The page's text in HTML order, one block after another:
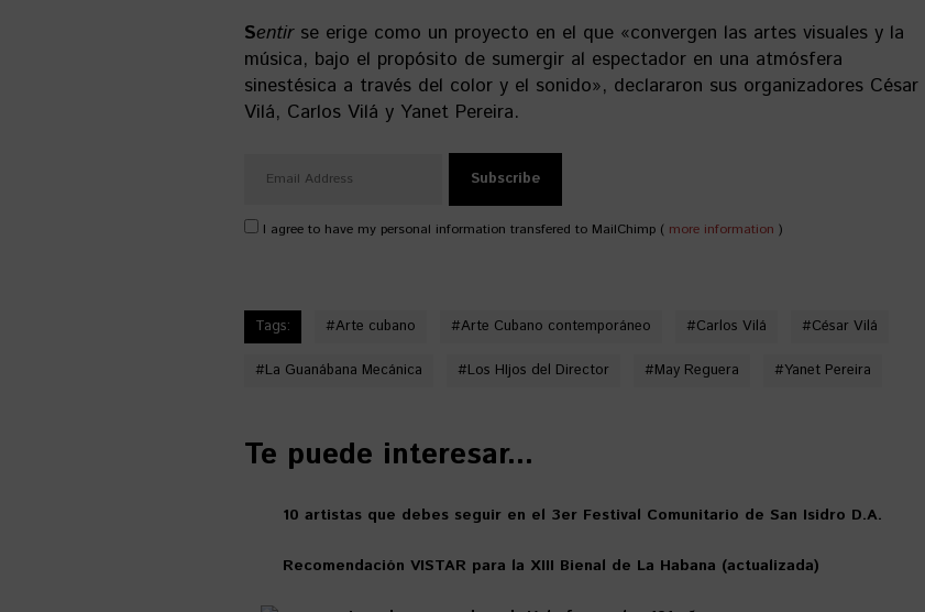
Sentir se erige como un proyecto en el que «convergen las artes visuales y la
música, bajo el propósito de sumergir al espectador en una atmósfera
sinestésica a través del color y el sonido», declararon sus organizadores César
Vilá, Carlos Vilá y Yanet Pereira.
I agree to have my personal information transfered to MailChimp ( more information )
Tags: #Arte cubano #Arte Cubano contemporáneo #Carlos Vilá #César Vilá
#La Guanábana Mecánica #Los HIjos del Director #May Reguera #Yanet Pereira
Te puede interesar...
10 artistas que debes seguir en el 3er Festival Comunitario de San Isidro D.A.
Recomendación VISTAR para la XIII Bienal de La Habana (actualizada)